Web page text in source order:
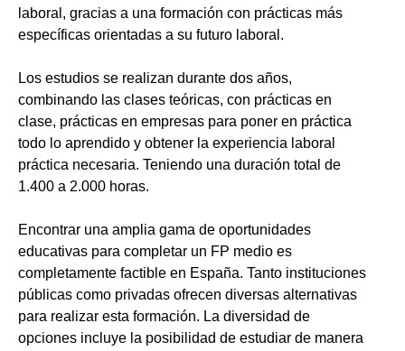
laboral, gracias a una formación con prácticas más
específicas orientadas a su futuro laboral.
Los estudios se realizan durante dos años,
combinando las clases teóricas, con prácticas en
clase, prácticas en empresas para poner en práctica
todo lo aprendido y obtener la experiencia laboral
práctica necesaria. Teniendo una duración total de
1.400 a 2.000 horas.
Encontrar una amplia gama de oportunidades
educativas para completar un FP medio es
completamente factible en España. Tanto instituciones
públicas como privadas ofrecen diversas alternativas
para realizar esta formación. La diversidad de
opciones incluye la posibilidad de estudiar de manera